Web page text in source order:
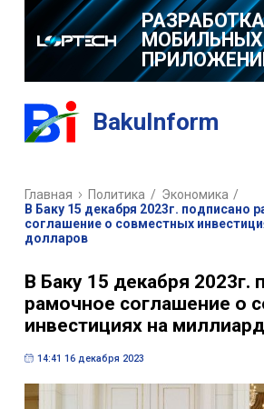
РАЗРАБОТКА
МОБИЛЬНЫХ
BakuInform
Главная Политика / Экономика /
В Баку 15 декабря 2023г. подписано
соглашение о совместных
долларов
В Баку 15 декабря 2023г.
рамочное соглашение о
инвестициях на
14:41 16 декабря 2023